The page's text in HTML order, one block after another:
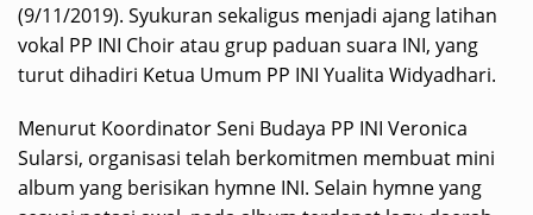
(9/11/2019). Syukuran sekaligus menjadi ajang latihan
vokal PP INI Choir atau grup paduan suara INI, yang
turut dihadiri Ketua Umum PP INI Yualita Widyadhari.
Menurut Koordinator Seni Budaya PP INI Veronica
Sularsi, organisasi telah berkomitmen membuat mini
album yang berisikan hymne INI. Selain hymne yang